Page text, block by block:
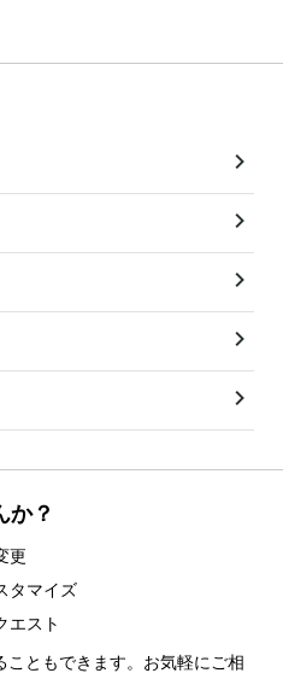
か？
更
タマイズ
エスト
ともできます。お気軽にご相